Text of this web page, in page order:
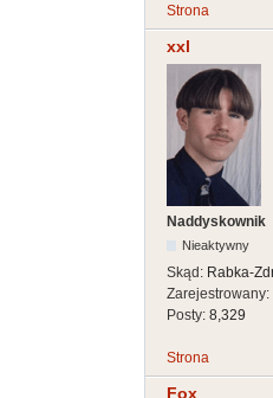
Strona
xxl
Naddyskownik
Nieaktywny
Skąd: Rabka-
Zarejestrowany:
Posty: 8,329
Strona
Fox